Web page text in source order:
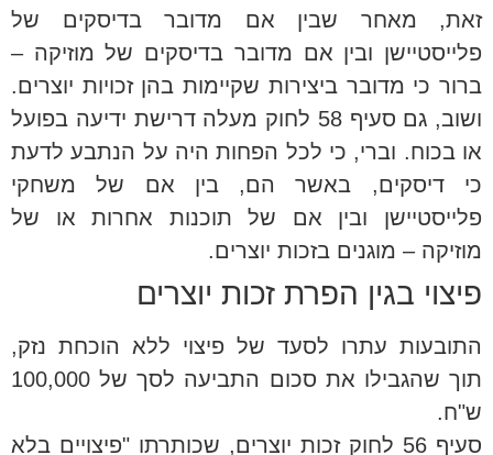
זאת, מאחר שבין אם מדובר בדיסקים של
פלייסטיישן ובין אם מדובר בדיסקים של מוזיקה –
ברור כי מדובר ביצירות שקיימות בהן זכויות יוצרים.
ושוב, גם סעיף 58 לחוק מעלה דרישת ידיעה בפועל
או בכוח. וברי, כי לכל הפחות היה על הנתבע לדעת
כי דיסקים, באשר הם, בין אם של משחקי
פלייסטיישן ובין אם של תוכנות אחרות או של
מוזיקה – מוגנים בזכות יוצרים.
פיצוי בגין הפרת זכות יוצרים
התובעות עתרו לסעד של פיצוי ללא הוכחת נזק,
תוך שהגבילו את סכום התביעה לסך של 100,000
ש"ח.
סעיף 56 לחוק זכות יוצרים, שכותרתו "פיצויים בלא